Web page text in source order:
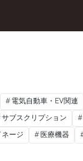
電気自動車・EV関連
サブスクリプション
ージ 医療機器